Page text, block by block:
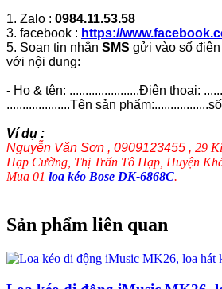
1. Zalo : 0984.11.53.58
3. facebook : https://
5. Soạn tin nhắn SMS gửi vào số điện
với nội dung:
- Họ & tên: ......................Điện thoại:
....................Tên sản
Ví dụ :
Nguyễn Văn Sơn , 0909123455 , 29
Hạp Cường, Thị Trấn Tô Hạp, Huyện
Mua 01 loa kéo Bose DK-6868C.
Sản phẩm liên quan